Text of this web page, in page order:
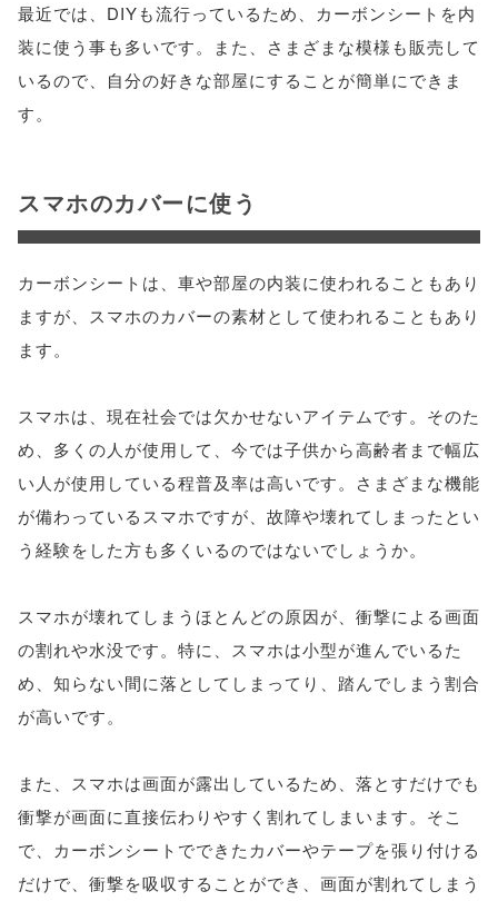
最近では、DIYも流行っているため、カーボンシートを内
装に使う事も多いです。また、さまざまな模様も販売して
いるので、自分の好きな部屋にすることが簡単にできま
す。
スマホのカバーに使う
カーボンシートは、車や部屋の内装に使われることもあり
ますが、スマホのカバーの素材として使われることもあり
ます。
スマホは、現在社会では欠かせないアイテムです。そのた
め、多くの人が使用して、今では子供から高齢者まで幅広
い人が使用している程普及率は高いです。さまざまな機能
が備わっているスマホですが、故障や壊れてしまったとい
う経験をした方も多くいるのではないでしょうか。
スマホが壊れてしまうほとんどの原因が、衝撃による画面
の割れや水没です。特に、スマホは小型が進んでいるた
め、知らない間に落としてしまってり、踏んでしまう割合
が高いです。
また、スマホは画面が露出しているため、落とすだけでも
衝撃が画面に直接伝わりやすく割れてしまいます。そこ
で、カーボンシートでできたカバーやテープを張り付ける
だけで、衝撃を吸収することができ、画面が割れてしまう